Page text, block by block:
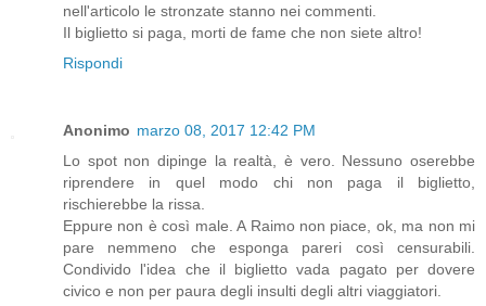
nell'articolo le stronzate stanno nei commenti.
Il biglietto si paga, morti de fame che non siete altro!
Rispondi
Anonimo marzo 08, 2017 12:42 PM
Lo spot non dipinge la realtà, è vero. Nessuno oserebbe
riprendere in quel modo chi non paga il biglietto,
rischierebbe la rissa.
Eppure non è così male. A Raimo non piace, ok, ma non mi
pare nemmeno che esponga pareri così censurabili.
Condivido l'idea che il biglietto vada pagato per dovere
civico e non per paura degli insulti degli altri viaggiatori.